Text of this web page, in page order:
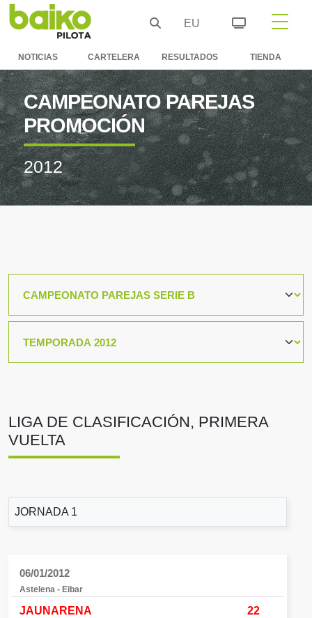
EU
NOTICIAS CARTELERA RESULTADOS TIENDA
CAMPEONATO PAREJAS
PROMOCIÓN
2012
LIGA DE CLASIFICACIÓN, PRIMERA
VUELTA
JORNADA 1
06/01/2012
Astelena - Eibar
JAUNARENA
22